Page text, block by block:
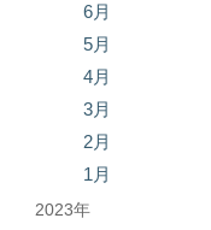
6月
5月
4月
3月
2月
1月
2023年